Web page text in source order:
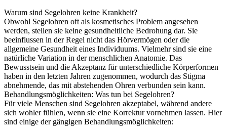
Warum sind Segelohren keine Krankheit?
Obwohl Segelohren oft als kosmetisches Problem angesehen
werden, stellen sie keine gesundheitliche Bedrohung dar. Sie
beeinflussen in der Regel nicht das Hörvermögen oder die
allgemeine Gesundheit eines Individuums. Vielmehr sind sie eine
natürliche Variation in der menschlichen Anatomie. Das
Bewusstsein und die Akzeptanz für unterschiedliche Körperformen
haben in den letzten Jahren zugenommen, wodurch das Stigma
abnehmende, das mit abstehenden Ohren verbunden sein kann.
Behandlungsmöglichkeiten: Was tun bei Segelohren?
Für viele Menschen sind Segelohren akzeptabel, während andere
sich wohler fühlen, wenn sie eine Korrektur vornehmen lassen. Hier
sind einige der gängigen Behandlungsmöglichkeiten: